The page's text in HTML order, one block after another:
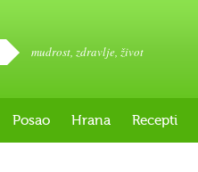
mudrost, zdravlje, život
Posao Hrana Recepti